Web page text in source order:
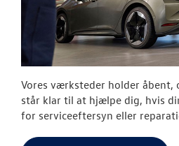
Vores værksteder holder åbent,
står klar til at hjælpe dig, hvis
for serviceeftersyn eller